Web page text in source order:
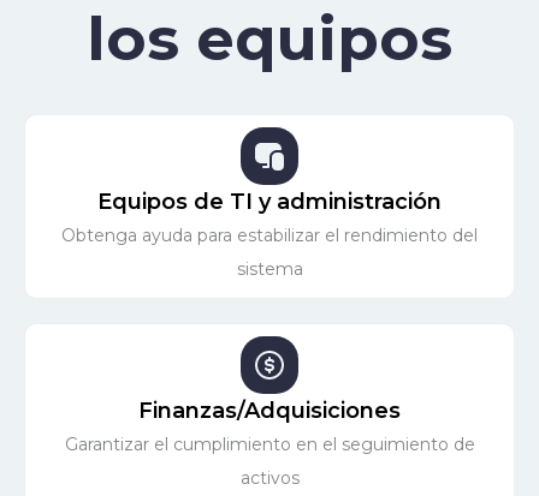
los equipos
Equipos de TI y administración
Obtenga ayuda para estabilizar el rendimiento del
sistema
Finanzas/Adquisiciones
Garantizar el cumplimiento en el seguimiento de
activos